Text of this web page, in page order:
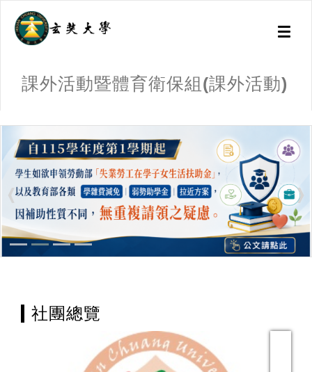
Toggle
課外活動暨體育衛保組(課外活動)
社團總覽